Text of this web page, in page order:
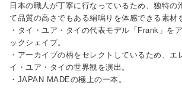
日本の職人が丁寧に行なっているため、独特の
て品質の高さでもある絹鳴りを体感できる素材
・タイ・ユア・タイの代表モデル「Frank」を
ックシェイプ。
・アーカイブの柄をセレクトしているため、エ
イ・ユア・タイの世界観を演出。
・JAPAN MADEの極上の一本。